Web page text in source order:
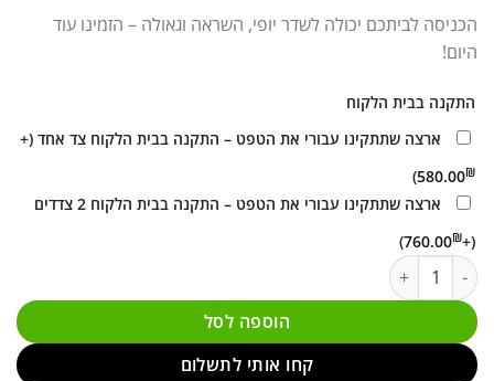
הכניסה לביתכם יכולה לשדר יופי, השראה וגאולה – הזמינו עוד
היום!
התקנה בבית הלקוח
ארצה שתתקינו עבורי את הטפט – התקנה בבית הלקוח צד אחד (+
₪
580.00
)
ארצה שתתקינו עבורי את הטפט – התקנה בבית הלקוח 2 צדדים
(+
₪
760.00
)
כמות של טפט לדלת בעיצוב עץ דו־חלקי סימטרי D25011 בסגנון קלאסי
הוספה לסל
קחו אותי לתשלום